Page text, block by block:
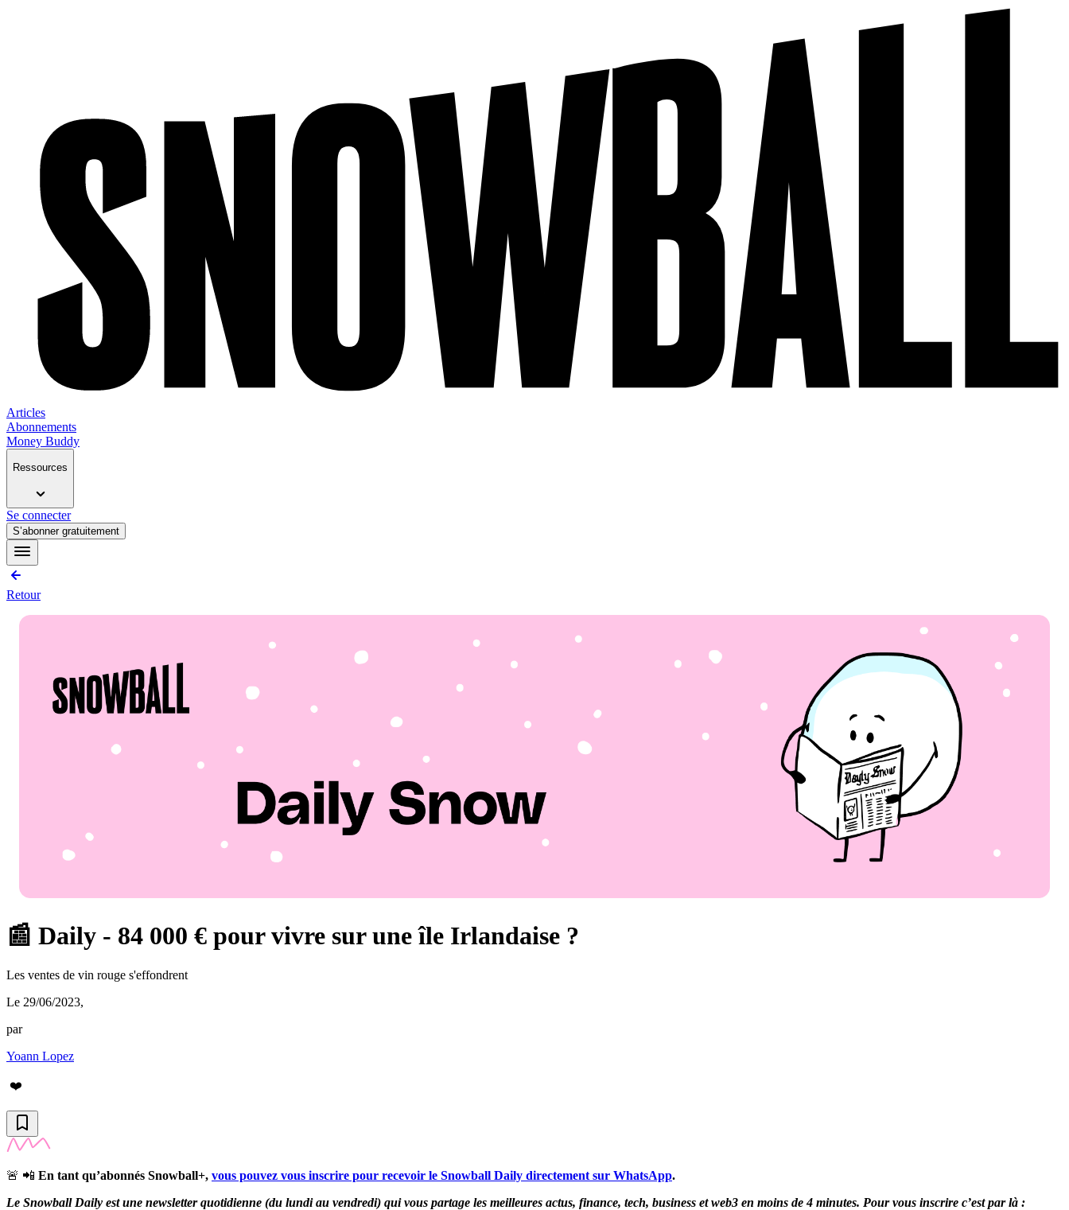
Articles
Abonnements
Money Buddy
Ressources
Se connecter
S’abonner gratuitement
Retour
📰 Daily - 84 000 € pour vivre sur une île Irlandaise ?
Les ventes de vin rouge s'effondrent
Le 29/06/2023,
par
Yoann Lopez
❤️
🚨 📲 En tant qu’abonnés Snowball+, vous pouvez vous inscrire pour recevoir le Snowball Daily directement sur WhatsApp.
Le Snowball Daily est une newsletter quotidienne (du lundi au vendredi) qui vous partage les meilleures actus, finance, tech, business et web3 en moins de 4 minutes. Pour vous inscrire c’est par là :